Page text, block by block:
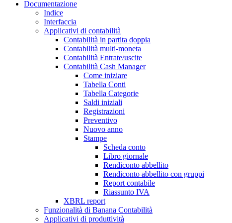
Documentazione
Indice
Interfaccia
Applicativi di contabilità
Contabilità in partita doppia
Contabilità multi-moneta
Contabilità Entrate/uscite
Contabilità Cash Manager
Come iniziare
Tabella Conti
Tabella Categorie
Saldi iniziali
Registrazioni
Preventivo
Nuovo anno
Stampe
Scheda conto
Libro giornale
Rendiconto abbellito
Rendiconto abbellito con gruppi
Report contabile
Riassunto IVA
XBRL report
Funzionalità di Banana Contabilità
Applicativi di produttività